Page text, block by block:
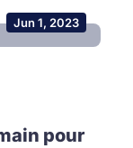
Jun 1, 2023
pour